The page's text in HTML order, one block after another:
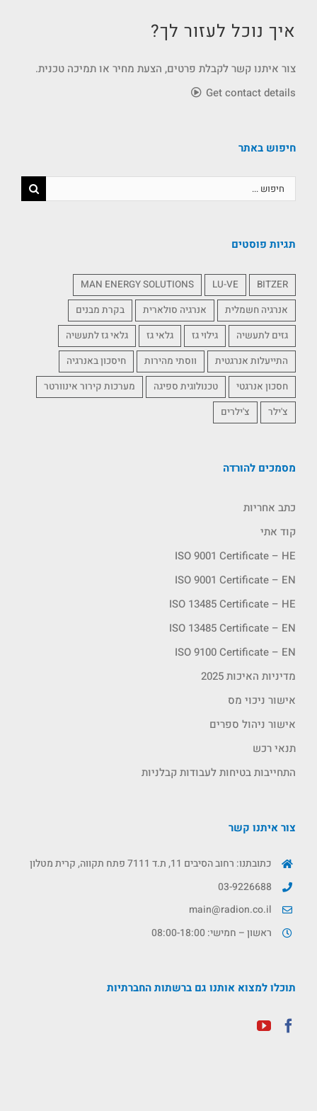
איך נוכל לעזור לך?
צור איתנו קשר לקבלת פרטים, הצעת מחיר או תמיכה טכנית.
Get contact details
חיפוש באתר
תגיות פוסטים
BITZER
LU-VE
MAN ENERGY SOLUTIONS
אנרגיה חשמלית
אנרגיה סולארית
בקרת מבנים
גזים לתעשיה
גילוי גז גלאי גז
גלאי גז לתעשיה
התייעלות אנרגטית
ווסתי מהירות
חיסכון באנרגיה
חסכון אנרגטי
טכנולוגית ספיגה
מערכות קירור אינוורטר
צ'ילר
צ'ילרים
מסמכים להורדה
כתב אחריות
קוד אתי
ISO 9001 Certificate – HE
ISO 9001 Certificate – EN
ISO 13485 Certificate – HE
ISO 13485 Certificate – EN
ISO 9100 Certificate – EN
מדיניות האיכות 2025
אישור ניכוי מס
אישור ניהול ספרים
תנאי רכש
התחייבות בטיחות לעבודות קבלניות
צור איתנו קשר
כתובתנו: רחוב הסיבים 11, ת.ד 7111 פתח תקווה, קרית מטלון
03-9226688
main@radion.co.il
ראשון – חמישי: 08:00-18:00
תוכלו למצוא אותנו גם ברשתות החברתיות